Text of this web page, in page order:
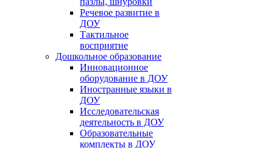
Речевое развитие в
ДОУ
Тактильное
восприятие
Дошкольное образование
Инновационное
оборудование в ДОУ
Иностранные языки в
ДОУ
Исследовательская
деятельность в ДОУ
Образовательные
комплекты в ДОУ